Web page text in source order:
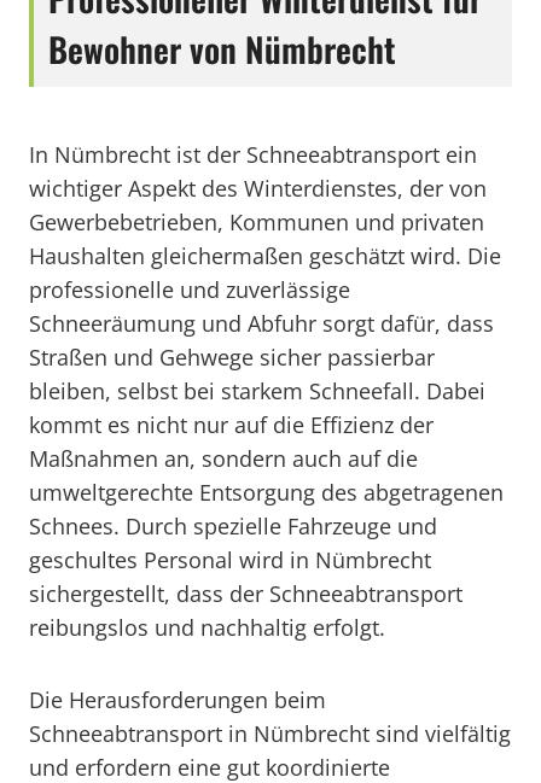
Bewohner von Nümbrecht
In Nümbrecht ist der Schneeabtransport ein
wichtiger Aspekt des Winterdienstes, der von
Gewerbebetrieben, Kommunen und privaten
Haushalten gleichermaßen geschätzt wird. Die
professionelle und zuverlässige
Schneeräumung und Abfuhr sorgt dafür, dass
Straßen und Gehwege sicher passierbar
bleiben, selbst bei starkem Schneefall. Dabei
kommt es nicht nur auf die Effizienz der
Maßnahmen an, sondern auch auf die
umweltgerechte Entsorgung des abgetragenen
Schnees. Durch spezielle Fahrzeuge und
geschultes Personal wird in Nümbrecht
sichergestellt, dass der Schneeabtransport
reibungslos und nachhaltig erfolgt.
Die Herausforderungen beim
Schneeabtransport in Nümbrecht sind vielfältig
und erfordern eine gut koordinierte